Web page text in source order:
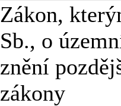
Zákon,
Sb., o
znění
zákony